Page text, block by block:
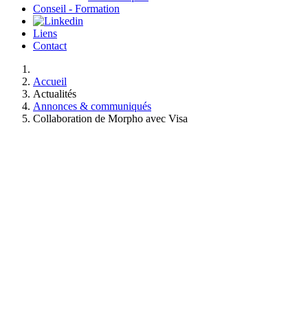
Conseil - Formation
Liens
Contact
Accueil
Actualités
Annonces & communiqués
Collaboration de Morpho avec Visa